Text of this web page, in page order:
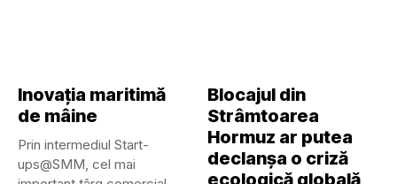
Inovația maritimă
de mâine
Prin intermediul Start-
ups@SMM, cel mai
Blocajul din
Strâmtoarea
Hormuz ar putea
declanșa o criză
ecologică globală